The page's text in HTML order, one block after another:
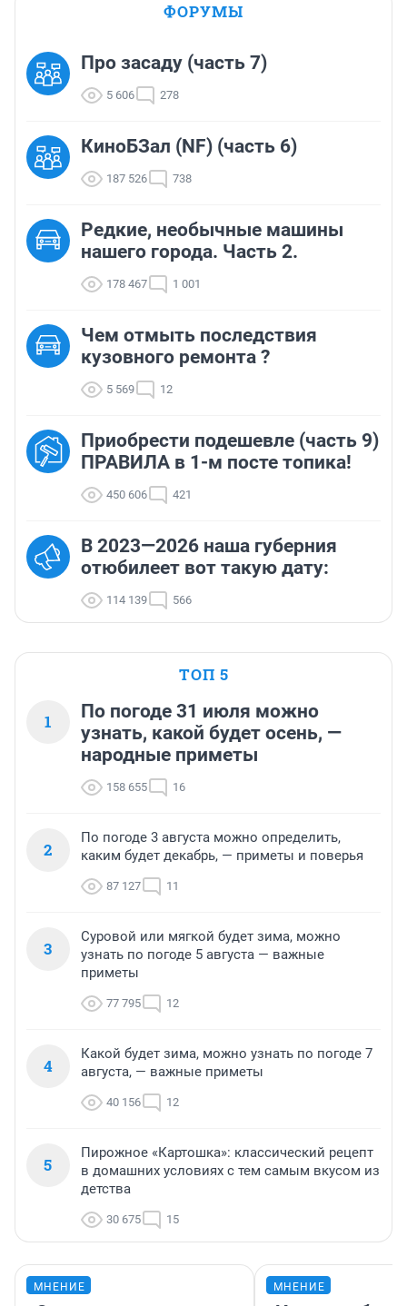
ФОРУМЫ
Про засаду (часть 7)
5 606 278
КиноБЗал (NF) (часть 6)
187 526 738
Редкие, необычные машины
нашего города. Часть 2.
178 467 1 001
Чем отмыть последствия
кузовного ремонта ?
5 569 12
Приобрести подешевле (часть 9)
ПРАВИЛА в 1-м посте топика!
450 606 421
В 2023—2026 наша губерния
отюбилеет вот такую дату:
114 139 566
ТОП 5
1
По погоде 31 июля можно
узнать, какой будет осень, —
народные приметы
158 655 16
2
По погоде 3 августа можно определить,
каким будет декабрь, — приметы и поверья
87 127 11
3
Суровой или мягкой будет зима, можно
узнать по погоде 5 августа — важные
приметы
77 795 12
4
Какой будет зима, можно узнать по погоде 7
августа, — важные приметы
40 156 12
5
Пирожное «Картошка»: классический рецепт
в домашних условиях с тем самым вкусом из
детства
30 675 15
МНЕНИЕ МНЕНИЕ